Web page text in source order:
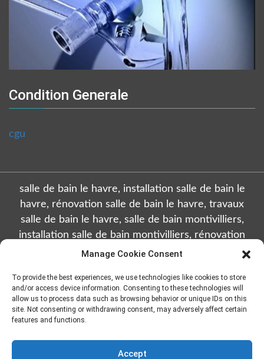
Manage Cookie Consent
To provide the best experiences, we use technologies like cookies to store
and/or access device information. Consenting to these technologies will
allow us to process data such as browsing behavior or unique IDs on this
site. Not consenting or withdrawing consent, may adversely affect certain
features and functions.
Accept
Condition Generale
cgu
salle de bain le havre, installation salle de bain le
havre, rénovation salle de bain le havre, travaux
salle de bain le havre, salle de bain montivilliers,
installation salle de bain montivilliers, rénovation
salle de bain montivilliers, travaux salle de bain
de bain octeville, rénovation salle de bain octeville,
travaux salle de bain octeville, salle de bain sainte
adresse, installation salle de bain sainte adresse,
de bain sainte adresse, salle de bain gonfreville